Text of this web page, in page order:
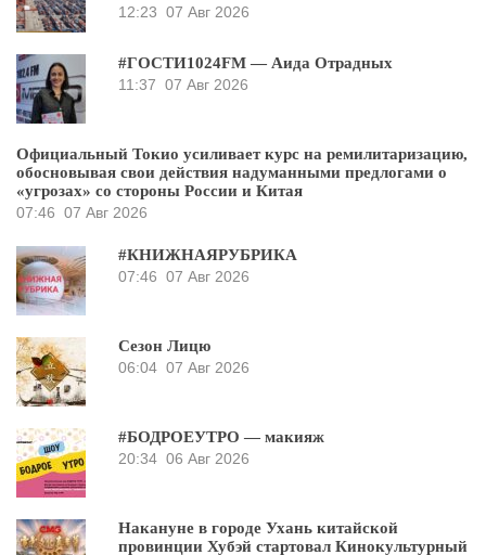
12:23 07 Авг 2026
#ГОСТИ1024FM — Аида Отрадных
11:37 07 Авг 2026
Официальный Токио усиливает курс на ремилитаризацию,
обосновывая свои действия надуманными предлогами о
«угрозах» со стороны России и Китая
07:46 07 Авг 2026
#КНИЖНАЯРУБРИКА
07:46 07 Авг 2026
Сезон Лицю
06:04 07 Авг 2026
#БОДРОЕУТРО — макияж
20:34 06 Авг 2026
Накануне в городе Ухань китайской
провинции Хубэй стартовал Кинокультурный